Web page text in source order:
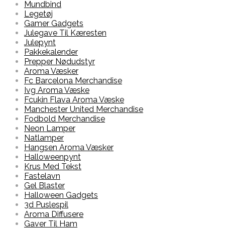
Mundbind
Legetøj
Gamer Gadgets
Julegave Til Kæresten
Julepynt
Pakkekalender
Prepper Nødudstyr
Aroma Væsker
Fc Barcelona Merchandise
Ivg Aroma Væske
Fcukin Flava Aroma Væske
Manchester United Merchandise
Fodbold Merchandise
Neon Lamper
Natlamper
Hangsen Aroma Væsker
Halloweenpynt
Krus Med Tekst
Fastelavn
Gel Blaster
Halloween Gadgets
3d Puslespil
Aroma Diffusere
Gaver Til Ham